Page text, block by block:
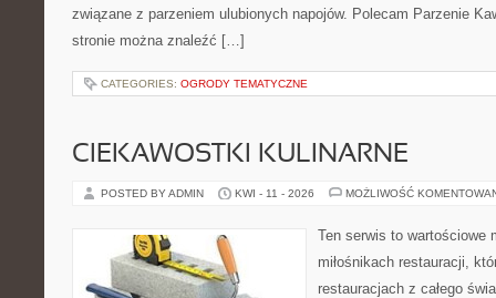
związane z parzeniem ulubionych napojów. Polecam Parzenie
stronie można znaleźć […]
CATEGORIES: OGRODY TEMATYCZNE
CIEKAWOSTKI KULINARNE
POSTED BY ADMIN KWI - 11 - 2026 MOŻLIWOŚĆ
Ten serwis to wartościowe
miłośnikach restauracji,
restauracjach z całego